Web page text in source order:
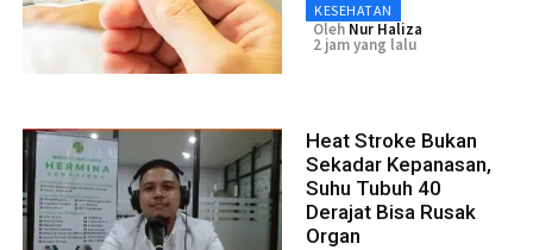
KESEHATAN
Oleh Nur Haliza
2 jam yang lalu
Heat Stroke Bukan
Sekadar Kepanasan,
Suhu Tubuh 40
Derajat Bisa Rusak
Organ